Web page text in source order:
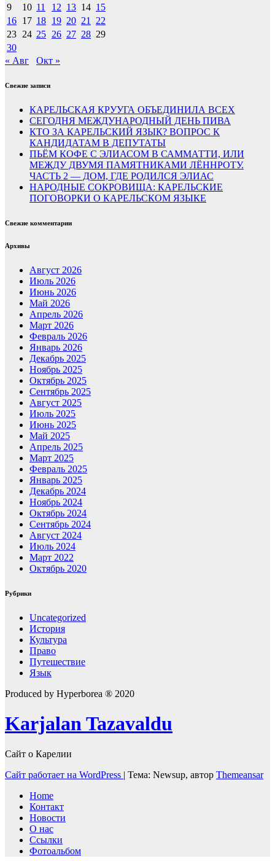
9
10 11 12 13 14 15
16 17 18 19 20 21
22
23 24 25 26 27 28 29
30
« Авг
Окт »
Свежие записи
КАРЕЛЬСКАЯ КРУУГА ОБЪЕДИНИЛА ВСЕХ
СЕГОДНЯ МЕЖДУНАРОДНЫЙ ДЕНЬ ПИВА
КТО ЗА КАРЕЛЬСКИЙ ЯЗЫК? ВОПРОС К
КАНДИДАТАМ В ДЕПУТАТЫ
ПЬЁМ КОФЕ С ЭЛИАСОМ В САММАТТИ, ИЛИ
МЕЖДУ ДВУМЯ ПАМЯТНИКАМИ ЛЁННРОТУ.
ЧАСТЬ 2 — ДОМ, ГДЕ РОДИЛСЯ ЭЛИАС
НАРОДНЫЕ СОКРОВИЩА: КАРЕЛЬСКИЕ
ПОГОВОРКИ О КАРЕЛЬСКОМ ЯЗЫКЕ
Свежие комментарии
Архивы
Август 2026
Июль 2026
Июнь 2026
Май 2026
Апрель 2026
Март 2026
Февраль 2026
Январь 2026
Декабрь 2025
Ноябрь 2025
Октябрь 2025
Сентябрь 2025
Август 2025
Июль 2025
Июнь 2025
Май 2025
Апрель 2025
Март 2025
Февраль 2025
Январь 2025
Декабрь 2024
Ноябрь 2024
Октябрь 2024
Сентябрь 2024
Август 2024
Июль 2024
Март 2022
Октябрь 2020
Рубрики
Uncategorized
История
Культура
Право
Путешествие
Язык
Produced by Hyperborea ® 2020
Karjalan Tazavaldu
Сайт о Карелии
Сайт работает на WordPress | Тема: Newsup, автор Themeansar
Home
Контакт
Новости
О нас
Ссылки
Фотоальбом